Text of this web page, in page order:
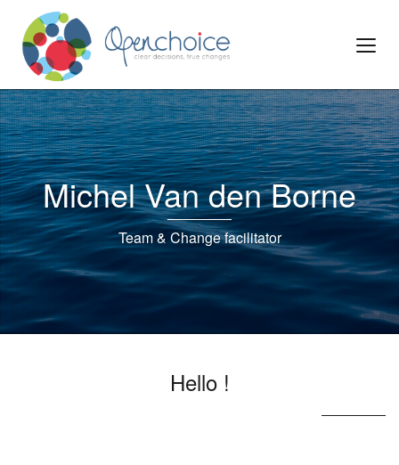
Michel Van den Borne
Team & Change facilitator
Hello !